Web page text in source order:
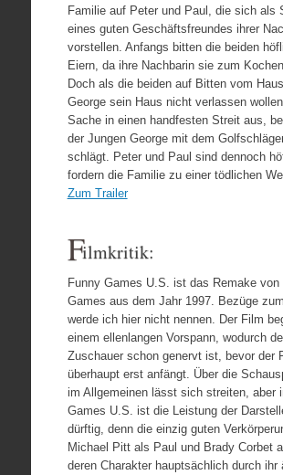
Familie auf Peter und Paul, die sich als
eines guten Geschäftsfreundes ihrer
vorstellen. Anfangs bitten die beiden
Eiern, da ihre Nachbarin sie zum
Doch als die beiden auf Bitten vom
George sein Haus nicht verlassen
Sache in einen handfesten Streit aus,
der Jungen George mit dem
schlägt. Peter und Paul sind dennoch
fordern die Familie zu einer tödlichen
Zum Trailer
Filmkritik:
Funny Games U.S. ist das Remake von
Games aus dem Jahr 1997. Bezüge
werde ich hier nicht nennen. Der Film
einem ellenlangen Vorspann, wodurch
Zuschauer schon genervt ist, bevor der
überhaupt erst anfängt. Über die
im Allgemeinen lässt sich streiten, aber
Games U.S. ist die Leistung der
dürftig, denn die einzig guten
Michael Pitt als Paul und Brady Corbet
deren Charakter hauptsächlich durch ihr